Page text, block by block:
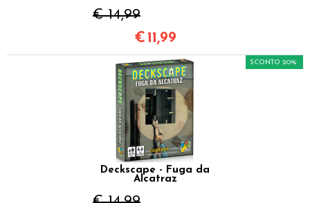
€ 14,99
€ 11,99
Deckscape - Fuga da
Alcatraz
SCONTO 20%